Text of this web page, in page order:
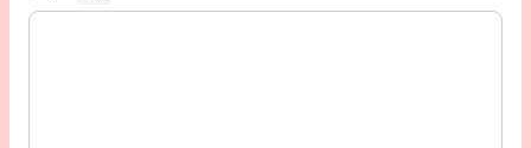
お問い合わせ・第２・３希望、などご自由にご入力下さい